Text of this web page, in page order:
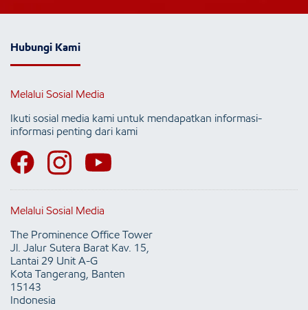
Hubungi Kami
Melalui Sosial Media
Ikuti sosial media kami untuk mendapatkan informasi-
informasi penting dari kami
Melalui Sosial Media
The Prominence Office Tower
Jl. Jalur Sutera Barat Kav. 15,
Lantai 29 Unit A-G
Kota Tangerang, Banten
15143
Indonesia